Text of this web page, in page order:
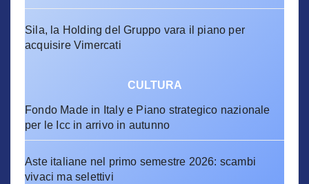
Sila, la Holding del Gruppo vara il piano per
acquisire Vimercati
CULTURA
Fondo Made in Italy e Piano strategico nazionale
per le Icc in arrivo in autunno
Aste italiane nel primo semestre 2026: scambi
vivaci ma selettivi